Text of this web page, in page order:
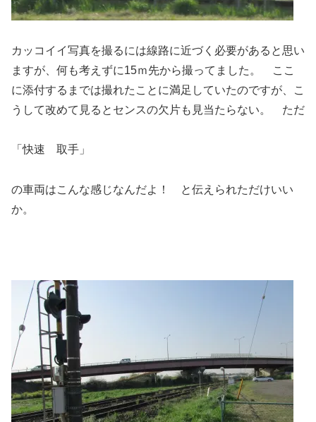
カッコイイ写真を撮るには線路に近づく必要があると思い
ますが、何も考えずに15ｍ先から撮ってました。 ここ
に添付するまでは撮れたことに満足していたのですが、こ
うして改めて見るとセンスの欠片も見当たらない。 ただ
「快速 取手」
の車両はこんな感じなんだよ！ と伝えられただけいい
か。